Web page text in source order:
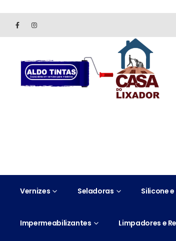
Vernizes Seladoras Silicone
Impermeabilizantes Limpadores e